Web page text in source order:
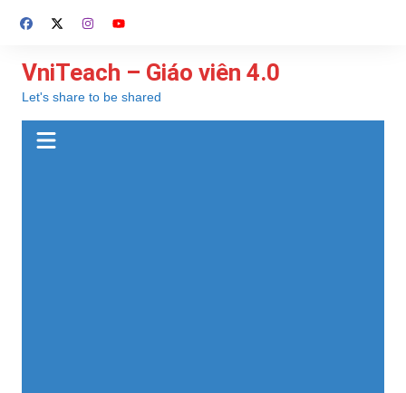
đến
dung
VniTeach – Giáo viên 4.0
Let's share to be shared